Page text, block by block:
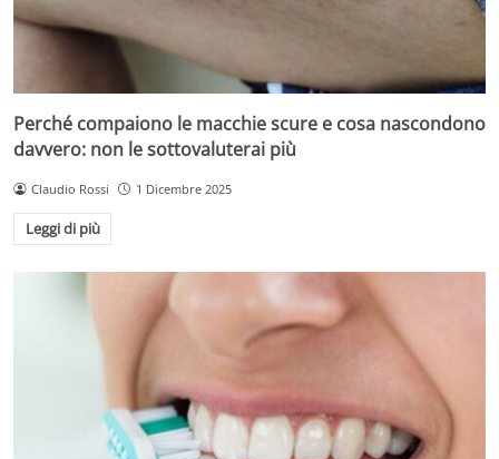
Perché compaiono le macchie scure e cosa nascondono
davvero: non le sottovaluterai più
Claudio Rossi 1 Dicembre 2025
Leggi di più